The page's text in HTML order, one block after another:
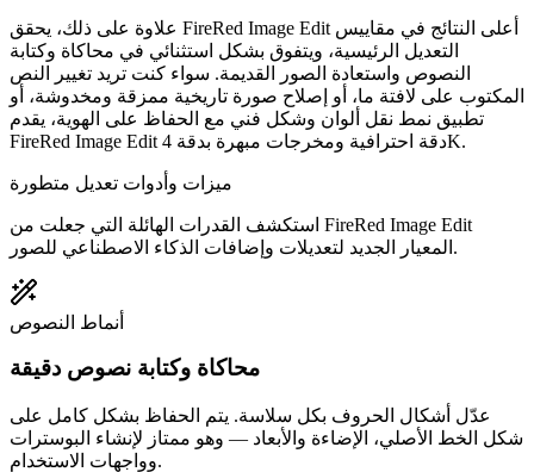
علاوة على ذلك، يحقق FireRed Image Edit أعلى النتائج في مقاييس
التعديل الرئيسية، ويتفوق بشكل استثنائي في محاكاة وكتابة
النصوص واستعادة الصور القديمة. سواء كنت تريد تغيير النص
المكتوب على لافتة ما، أو إصلاح صورة تاريخية ممزقة ومخدوشة، أو
تطبيق نمط نقل ألوان وشكل فني مع الحفاظ على الهوية، يقدم
FireRed Image Edit دقة احترافية ومخرجات مبهرة بدقة 4K.
ميزات وأدوات تعديل متطورة
استكشف القدرات الهائلة التي جعلت من FireRed Image Edit
المعيار الجديد لتعديلات وإضافات الذكاء الاصطناعي للصور.
أنماط النصوص
محاكاة وكتابة نصوص دقيقة
عدّل أشكال الحروف بكل سلاسة. يتم الحفاظ بشكل كامل على
شكل الخط الأصلي، الإضاءة والأبعاد — وهو ممتاز لإنشاء البوسترات
وواجهات الاستخدام.